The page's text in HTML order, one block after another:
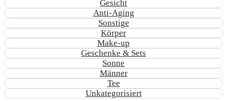
Gesicht
Anti-Aging
Sonstige
Körper
Make-up
Geschenke & Sets
Sonne
Männer
Tee
Unkategorisiert